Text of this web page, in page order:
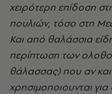
χειρότερη επίδοση
πουλιών, τόσο στη
Και από θαλάσσια
περίπτωση των
θάλασσας)που αν
χρησιμοποιουνται